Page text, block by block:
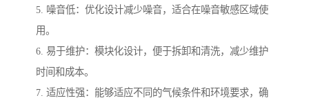
5. 噪音低：优化设计减少噪音，适合在噪音敏感区域使
用。
6. 易于维护：模块化设计，便于拆卸和清洗，减少维护
时间和成本。
7. 适应性强：能够适应不同的气候条件和环境要求，确